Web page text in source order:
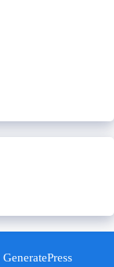
GeneratePress